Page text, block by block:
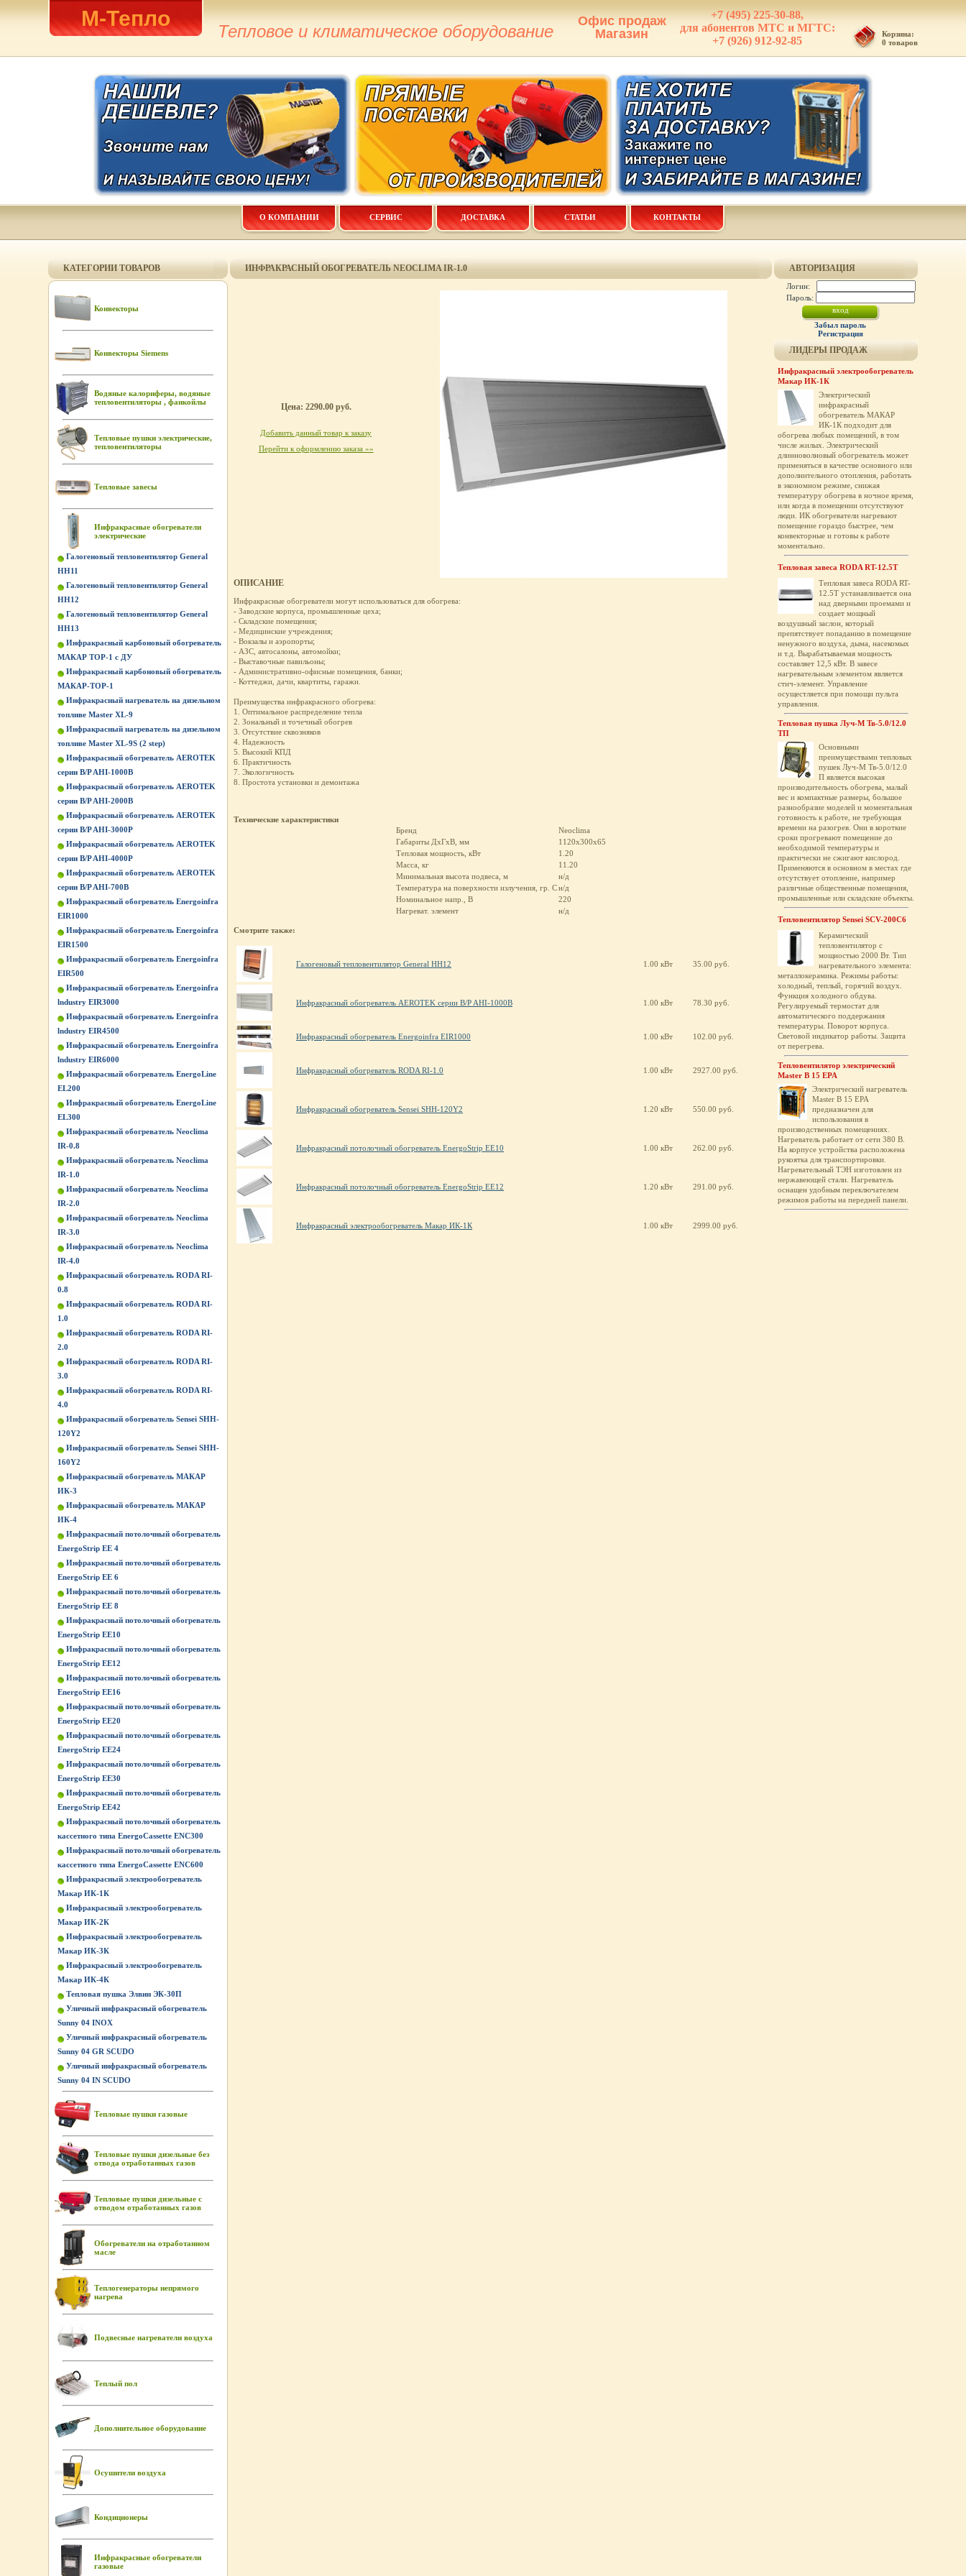
М-Тепло
Тепловое и климатическое оборудование
Офис продаж
Магазин
+7 (495) 225-30-88,
для абонентов МТС и МГТС:
+7 (926) 912-92-85
Корзина:
0 товаров
О КОМПАНИИ СЕРВИС ДОСТАВКА СТАТЬИ КОНТАКТЫ
КАТЕГОРИИ ТОВАРОВ
Конвекторы
Конвекторы Siemens
Водяные калориферы, водяные
тепловентиляторы , фанкойлы
Тепловые пушки электрические,
тепловентиляторы
Тепловые завесы
Инфракрасные обогреватели
электрические
Галогеновый тепловентилятор General
HH11
Галогеновый тепловентилятор General
HH12
Галогеновый тепловентилятор General
HH13
Инфракрасный карбоновый обогреватель
МАКАР ТОР-1 с ДУ
Инфракрасный карбоновый обогреватель
МАКАР-ТОР-1
Инфракрасный нагреватель на дизельном
топливе Master XL-9
Инфракрасный нагреватель на дизельном
топливе Master XL-9S (2 step)
Инфракрасный обогреватель AEROTEK
серии B/P AHI-1000B
Инфракрасный обогреватель AEROTEK
серии B/P AHI-2000B
Инфракрасный обогреватель AEROTEK
серии B/P AHI-3000P
Инфракрасный обогреватель AEROTEK
серии B/P AHI-4000P
Инфракрасный обогреватель AEROTEK
серии B/P AHI-700B
Инфракрасный обогреватель Energoinfra
EIR1000
Инфракрасный обогреватель Energoinfra
EIR1500
Инфракрасный обогреватель Energoinfra
EIR500
Инфракрасный обогреватель Energoinfra
lndustry EIR3000
Инфракрасный обогреватель Energoinfra
lndustry EIR4500
Инфракрасный обогреватель Energoinfra
lndustry EIR6000
Инфракрасный обогреватель EnergoLine
EL200
Инфракрасный обогреватель EnergoLine
EL300
Инфракрасный обогреватель Neoclima
IR-0.8
Инфракрасный обогреватель Neoclima
IR-1.0
Инфракрасный обогреватель Neoclima
IR-2.0
Инфракрасный обогреватель Neoclima
IR-3.0
Инфракрасный обогреватель Neoclima
IR-4.0
Инфракрасный обогреватель RODA RI-
0.8
Инфракрасный обогреватель RODA RI-
1.0
Инфракрасный обогреватель RODA RI-
2.0
Инфракрасный обогреватель RODA RI-
3.0
Инфракрасный обогреватель RODA RI-
4.0
Инфракрасный обогреватель Sensei SHH-
120Y2
Инфракрасный обогреватель Sensei SHH-
160Y2
Инфракрасный обогреватель МАКАР
ИК-3
Инфракрасный обогреватель МАКАР
ИК-4
Инфракрасный потолочный обогреватель
EnergoStrip EE 4
Инфракрасный потолочный обогреватель
EnergoStrip EE 6
Инфракрасный потолочный обогреватель
EnergoStrip EE 8
Инфракрасный потолочный обогреватель
EnergoStrip EE10
Инфракрасный потолочный обогреватель
EnergoStrip EE12
Инфракрасный потолочный обогреватель
EnergoStrip EE16
Инфракрасный потолочный обогреватель
EnergoStrip EE20
Инфракрасный потолочный обогреватель
EnergoStrip EE24
Инфракрасный потолочный обогреватель
EnergoStrip EE30
Инфракрасный потолочный обогреватель
EnergoStrip EE42
Инфракрасный потолочный обогреватель
кассетного типа EnergoCassette ENC300
Инфракрасный потолочный обогреватель
кассетного типа EnergoCassette ENC600
Инфракрасный электрообогреватель
Макар ИК-1К
Инфракрасный электрообогреватель
Макар ИК-2К
Инфракрасный электрообогреватель
Макар ИК-3К
Инфракрасный электрообогреватель
Макар ИК-4К
Тепловая пушка Элвин ЭК-30П
Уличный инфракрасный обогреватель
Sunny 04 INOX
Уличный инфракрасный обогреватель
Sunny 04 GR SCUDO
Уличный инфракрасный обогреватель
Sunny 04 IN SCUDO
Тепловые пушки газовые
Тепловые пушки дизельные без
отвода отработанных газов
Тепловые пушки дизельные с
отводом отработанных газов
Обогреватели на отработанном
масле
Теплогенераторы непрямого
нагрева
Подвесные нагреватели воздуха
Теплый пол
Дополнительное оборудование
Осушители воздуха
Кондиционеры
Инфракрасные обогреватели
газовые
ИНФРАКРАСНЫЙ ОБОГРЕВАТЕЛЬ NEOCLIMA IR-1.0
Цена: 2290.00 руб.
Добавить данный товар к заказу
Перейти к оформлению заказа »»
ОПИСАНИЕ
Инфракрасные обогреватели могут использоваться для обогрева:
- Заводские корпуса, промышленные цеха;
- Складские помещения;
- Медицинские учреждения;
- Вокзалы и аэропорты;
- АЗС, автосалоны, автомойки;
- Выставочные павильоны;
- Административно-офисные помещения, банки;
- Коттеджи, дачи, квартиты, гаражи.
Преимущества инфракрасного обогрева:
1. Оптимальное распределение тепла
2. Зональный и точечный обогрев
3. Отсутствие сквозняков
4. Надежность
5. Высокий КПД
6. Практичность
7. Экологичность
8. Простота установки и демонтажа
Технические характеристики
Бренд
Neoclima
Габариты ДхГхВ, мм
1120х300х65
Тепловая мощность, кВт
1.20
Масса, кг
11.20
Минимальная высота подвеса, м
н/д
Температура на поверхности излучения, гр. Сн/д
Номинальное напр., В
220
Нагреват. элемент
н/д
Смотрите также:
Галогеновый тепловентилятор General HH12 1.00 кВт 35.00 руб.
Инфракрасный обогреватель AEROTEK серии B/P AHI-1000B 1.00 кВт 78.30 руб.
Инфракрасный обогреватель Energoinfra EIR1000 1.00 кВт 102.00 руб.
Инфракрасный обогреватель RODA RI-1.0 1.00 кВт 2927.00 руб.
Инфракрасный обогреватель Sensei SHH-120Y2 1.20 кВт 550.00 руб.
Инфракрасный потолочный обогреватель EnergoStrip EE10 1.00 кВт 262.00 руб.
Инфракрасный потолочный обогреватель EnergoStrip EE12 1.20 кВт 291.00 руб.
Инфракрасный электрообогреватель Макар ИК-1К 1.00 кВт 2999.00 руб.
АВТОРИЗАЦИЯ
Логин:
Пароль:
Забыл пароль
Регистрация
ЛИДЕРЫ ПРОДАЖ
Инфракрасный электрообогреватель
Макар ИК-1К
Электрический
инфракрасный
обогреватель МАКАР
ИК-1К подходит для
обогрева любых помещений, в том
числе жилых. Электрический
длинноволновый обогреватель может
применяться в качестве основного или
дополнительного отопления, работать
в экономном режиме, снижая
температуру обогрева в ночное время,
или когда в помещении отсутствуют
люди. ИК обогреватели нагревают
помещение гораздо быстрее, чем
конвекторные и готовы к работе
моментально.
Тепловая завеса RODA RT-12.5T
Тепловая завеса RODA RT-
12.5T устанавливается она
над дверными проемами и
создает мощный
воздушный заслон, который
препятствует попаданию в помещение
ненужного воздуха, дыма, насекомых
и т.д. Вырабатываемая мощность
составляет 12,5 кВт. В завесе
нагревательным элементом является
стич-элемент. Управление
осущестляется при помощи пульта
управления.
Тепловая пушка Луч-М Тв-5.0/12.0
ТП
Основными
преимуществами тепловых
пушек Луч-М Тв-5.0/12.0
П является высокая
производительность обогрева, малый
вес и компактные размеры, большое
разнообразие моделей и моментальная
готовность к работе, не требующая
времени на разогрев. Они в короткие
сроки прогревают помещение до
необходимой температуры и
практически не сжигают кислород.
Применяются в основном в местах где
отсутствует отопление, например
различные общественные помещения,
промышленные или складские объекты.
Тепловентилятор Sensei SCV-200C6
Керамический
тепловентилятор с
мощностью 2000 Вт. Тип
нагревательного элемента:
металлокерамика. Режимы работы:
холодный, теплый, горячий воздух.
Функция холодного обдува.
Регулируемый термостат для
автоматического поддержания
температуры. Поворот корпуса.
Световой индикатор работы. Защита
от перегрева.
Тепловентилятор электрический
Master B 15 EPA
Электрический нагреватель
Master B 15 EPA
предназначен для
использования в
производственных помещениях.
Нагреватель работает от сети 380 В.
На корпусе устройства расположена
рукоятка для транспортировки.
Нагревательный ТЭН изготовлен из
нержавеющей стали. Нагреватель
оснащен удобным переключателем
режимов работы на передней панели.